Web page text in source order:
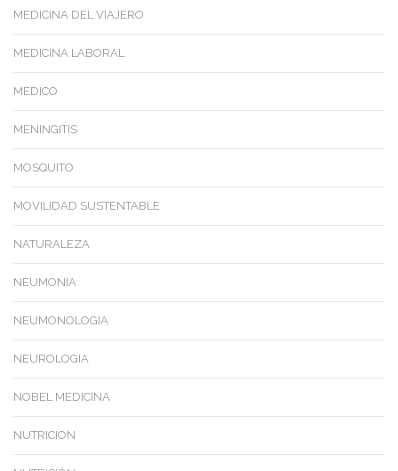
MEDICINA DEL VIAJERO
MEDICINA LABORAL
MEDICO
MENINGITIS
MOSQUITO
MOVILIDAD SUSTENTABLE
NATURALEZA
NEUMONIA
NEUMONOLOGIA
NEUROLOGIA
NOBEL MEDICINA
NUTRICION